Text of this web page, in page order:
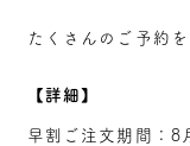
たくさんのご予約を
【詳細】
早割ご注文期間：